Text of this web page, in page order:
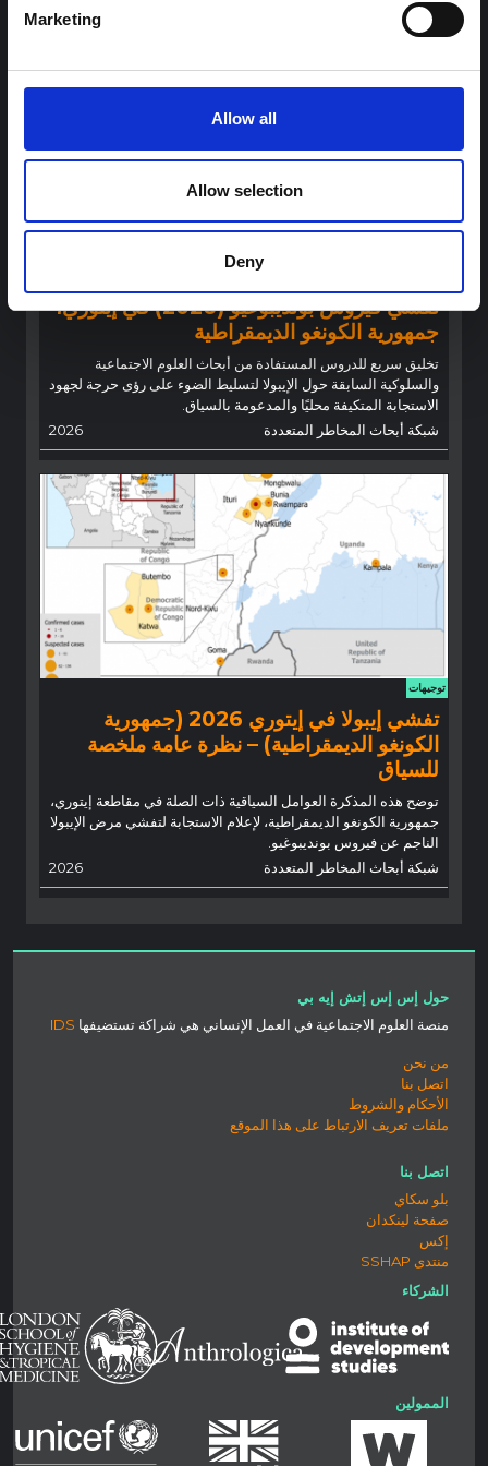
Marketing
Allow all
Allow selection
Deny
توجيهات
توصيات: التخليق السريع لدروس العلوم
تفشي فيروس بونديبوغيو (2026) في إيتوري،
جمهورية الكونغو الديمقراطية
تخليق سريع للدروس المستفادة من أبحاث العلوم الاجتماعية
والسلوكية السابقة حول الإيبولا لتسليط الضوء على رؤى حرجة لجهود
الاستجابة المتكيفة محليًا والمدعومة بالسياق.
شبكة أبحاث المخاطر المتعددة
2026
توجيهات
تفشي إيبولا في إيتوري 2026 (جمهورية
الكونغو الديمقراطية) – نظرة عامة ملخصة
للسياق
توضح هذه المذكرة العوامل السياقية ذات الصلة في مقاطعة إيتوري،
جمهورية الكونغو الديمقراطية، لإعلام الاستجابة لتفشي مرض الإيبولا
الناجم عن فيروس بونديبوغيو.
شبكة أبحاث المخاطر المتعددة
2026
حول إس إس إتش إيه بي
منصة العلوم الاجتماعية في العمل الإنساني هي شراكة تستضيفها IDS
من نحن
اتصل بنا
الأحكام والشروط
ملفات تعريف الارتباط على هذا الموقع
اتصل بنا
بلو سكاي
صفحة لينكدان
إكس
منتدى SSHAP
الشركاء
الممولين